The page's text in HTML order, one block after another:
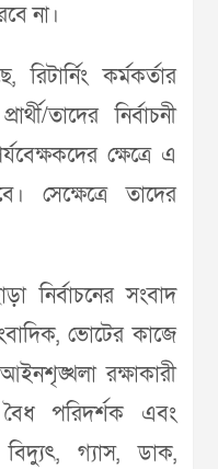
না।
কর্মকর্তার
তাদের নির্বাচনী
ক্ষেত্রে এ
সেক্ষেত্রে তাদের
নির্বাচনের সংবাদ
ভোটের কাজে
রক্ষাকারী
বৈধ পরিদর্শক এবং
বিদ্যুৎ, গ্যাস, ডাক,